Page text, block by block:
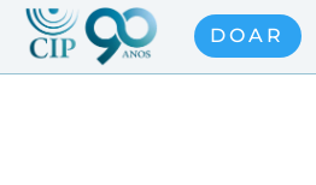
DOAR